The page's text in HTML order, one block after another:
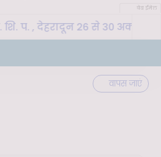
वेब ईमेल
शि. प. , देहरादून 26 से 30
वापस जाएं